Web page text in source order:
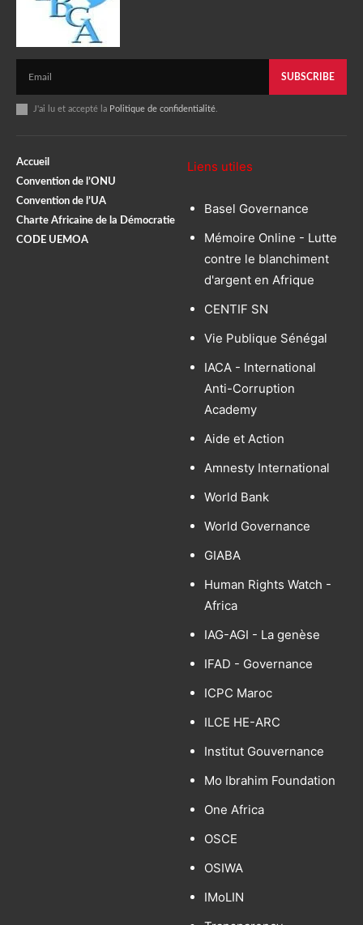
SUBSCRIBE
J'ai lu et accepté la Politique de confidentialité
Accueil
Convention de l’ONU
Convention de l’UA
Charte Africaine de la Démocratie
CODE UEMOA
Liens utiles
Basel Governance
Mémoire Online - Lutte
contre le blanchiment
d'argent en Afrique
CENTIF SN
Vie Publique Sénégal
IACA - International
Anti-Corruption
Academy
Aide et Action
Amnesty International
World Bank
World Governance
GIABA
Human Rights Watch -
Africa
IAG-AGI - La genèse
IFAD - Governance
ICPC Maroc
ILCE HE-ARC
Institut Gouvernance
Mo Ibrahim Foundation
One Africa
OSCE
OSIWA
IMoLIN